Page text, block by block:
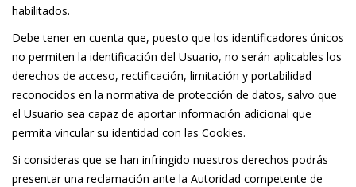
habilitados.
Debe tener en cuenta que, puesto que los identificadores únicos
no permiten la identificación del Usuario, no serán aplicables los
derechos de acceso, rectificación, limitación y portabilidad
reconocidos en la normativa de protección de datos, salvo que
el Usuario sea capaz de aportar información adicional que
permita vincular su identidad con las Cookies.
Si consideras que se han infringido nuestros derechos podrás
presentar una reclamación ante la Autoridad competente de